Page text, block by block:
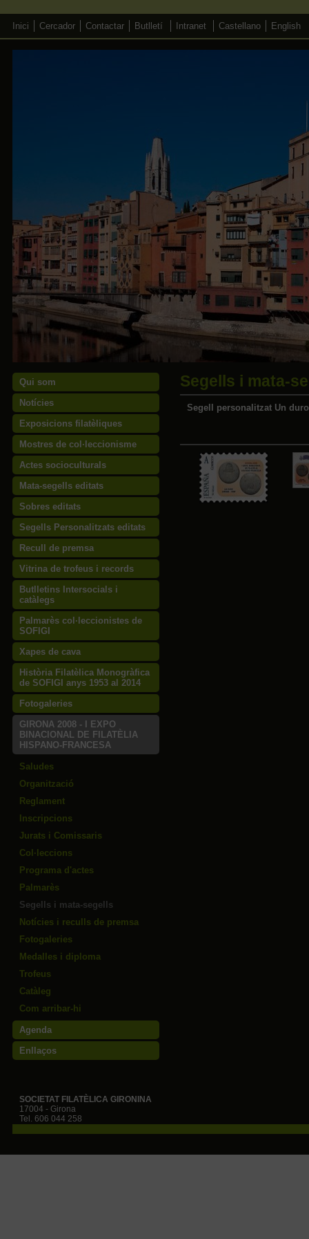
Inici Cercador Contactar Butlletí Intranet Castellano English
Qui som
Notícies
Exposicions filatèliques
Mostres de col·leccionisme
Actes socioculturals
Mata-segells editats
Sobres editats
Segells Personalitzats editats
Recull de premsa
Vitrina de trofeus i records
Butlletins Intersocials i
catàlegs
Palmarès col·leccionistes de
SOFIGI
Xapes de cava
Història Filatèlica Monogràfica
de SOFIGI anys 1953 al 2014
Fotogaleries
GIRONA 2008 - I EXPO
BINACIONAL DE FILATÈLIA
HISPANO-FRANCESA
Saludes
Organització
Reglament
Inscripcions
Jurats i Comissaris
Col·leccions
Programa d'actes
Palmarès
Segells i mata-segells
Notícies i reculls de premsa
Fotogaleries
Medalles i diploma
Trofeus
Catàleg
Com arribar-hi
Agenda
Enllaços
SOCIETAT FILATÈLICA GIRONINA
17004 - Girona
Tel. 606 044 258
Segells i mata-
Segell personalitzat Un